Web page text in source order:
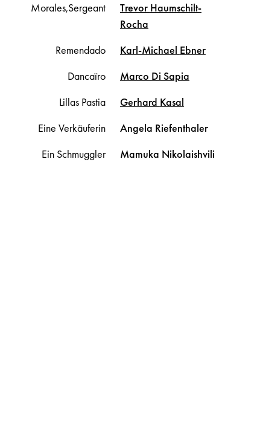
Morales,Sergeant Trevor Haumschilt-
Rocha
Remendado
Karl-Michael Ebner
Dancaïro
Marco Di Sapia
Lillas Pastia
Gerhard Kasal
Eine Verkäuferin
Angela Riefenthaler
Ein Schmuggler
Mamuka Nikolaishvili